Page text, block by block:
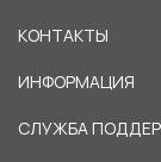
КОНТАКТЫ
ИНФОРМАЦИЯ
СЛУЖБА